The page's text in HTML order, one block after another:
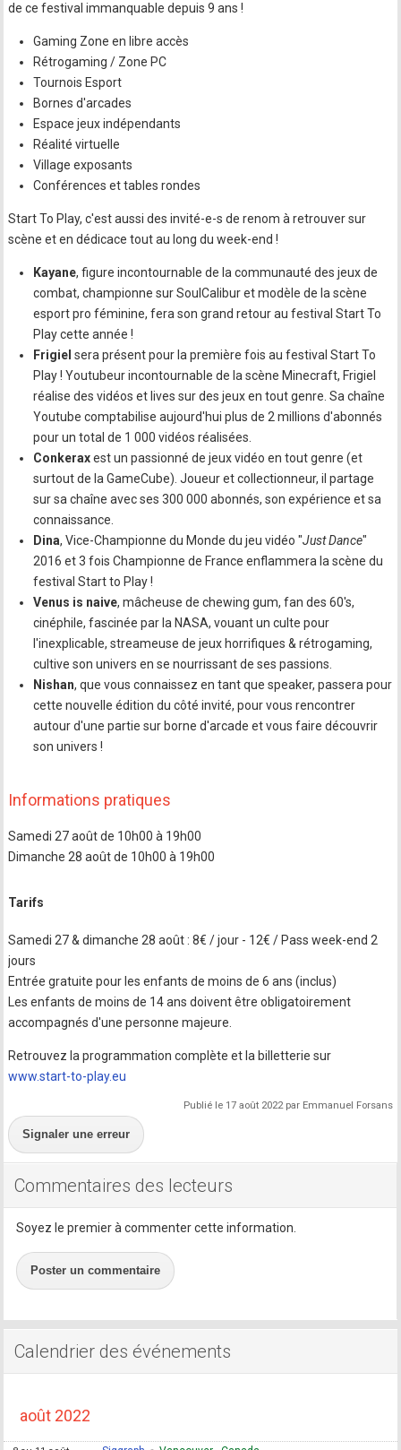
de ce festival immanquable depuis 9 ans !
Gaming Zone en libre accès
Rétrogaming / Zone PC
Tournois Esport
Bornes d'arcades
Espace jeux indépendants
Réalité virtuelle
Village exposants
Conférences et tables rondes
Start To Play, c'est aussi des invité-e-s de renom à retrouver sur
scène et en dédicace tout au long du week-end !
Kayane, figure incontournable de la communauté des jeux de
combat, championne sur SoulCalibur et modèle de la scène
esport pro féminine, fera son grand retour au festival Start To
Play cette année !
Frigiel sera présent pour la première fois au festival Start To
Play ! Youtubeur incontournable de la scène Minecraft, Frigiel
réalise des vidéos et lives sur des jeux en tout genre. Sa chaîne
Youtube comptabilise aujourd'hui plus de 2 millions d'abonnés
pour un total de 1 000 vidéos réalisées.
Conkeraxest un passionné de jeux vidéo en tout genre (et
surtout de la GameCube). Joueur et collectionneur, il partage
sur sa chaîne avec ses 300 000 abonnés, son expérience et sa
connaissance.
Dina, Vice-Championne du Monde du jeu vidéo "Just Dance"
2016 et 3 fois Championne de France enflammera la scène du
festival Start to Play !
Venus is naive, mâcheuse de chewing gum, fan des 60's,
cinéphile, fascinée par la NASA, vouant un culte pour
l'inexplicable, streameuse de jeux horrifiques & rétrogaming,
cultive son univers en se nourrissant de ses passions.
Nishan, que vous connaissez en tant que speaker, passera pour
cette nouvelle édition du côté invité, pour vous rencontrer
autour d'une partie sur borne d'arcade et vous faire découvrir
son univers !
Informations pratiques
Samedi 27 août de 10h00 à 19h00
Dimanche 28 août de 10h00 à 19h00
Tarifs
Samedi 27 & dimanche 28 août : 8€ / jour - 12€ / Pass week-end 2
jours
Entrée gratuite pour les enfants de moins de 6 ans (inclus)
Les enfants de moins de 14 ans doivent être obligatoirement
accompagnés d'une personne majeure.
Retrouvez la programmation complète et la billetterie sur
www.start-to-play.eu
Publié le 17 août 2022 par Emmanuel Forsans
Signaler une erreur
Commentaires des lecteurs
Soyez le premier à commenter cette information.
Poster un commentaire
Calendrier des événements
août 2022